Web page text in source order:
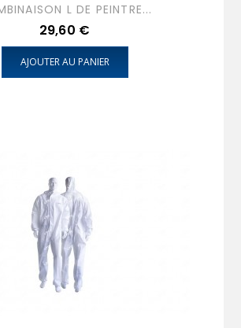
L DE PEINTRE...
Prix
29,60 €
AJOUTER AU PANIER